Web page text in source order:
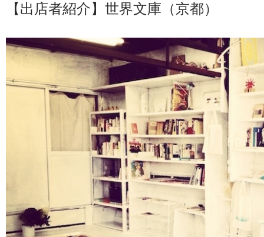
【出店者紹介】世界文庫（京都）